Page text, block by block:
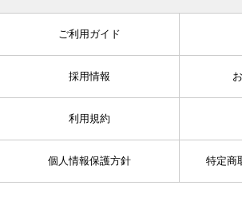
ご利用ガイド
採用情報
利用規約
個人情報保護方針 特定商